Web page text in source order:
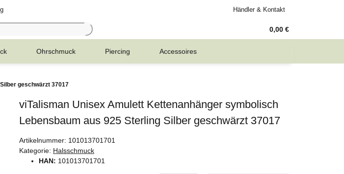
Händler & Kontakt
0,00 €
Ohrschmuck Piercing Accessoires
geschwärzt 37017
viTalisman Unisex Amulett Kettenanhänger symbolisch
Lebensbaum aus 925 Sterling Silber geschwärzt 37017
Artikelnummer: 101013701701
Kategorie: Halsschmuck
HAN: 101013701701